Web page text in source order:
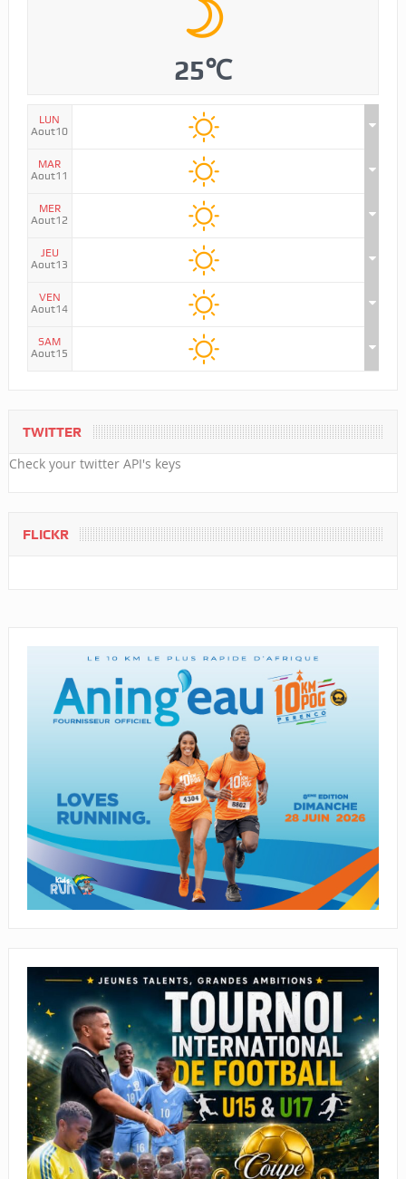
25℃
LUN
Aout10
MAR
Aout11
MER
Aout12
JEU
Aout13
VEN
Aout14
SAM
Aout15
TWITTER
Check your twitter API's keys
FLICKR